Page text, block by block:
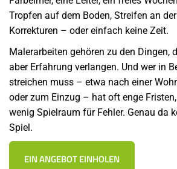
Tropfen auf dem Boden, Streifen an
Korrekturen – oder einfach keine Zeit.
Malerarbeiten gehören zu den Dingen,
aber Erfahrung verlangen. Und wer in
streichen muss – etwa nach einer
oder zum Einzug – hat oft enge
wenig Spielraum für Fehler. Genau da
Spiel.
EIN ANGEBOT EINHOLEN